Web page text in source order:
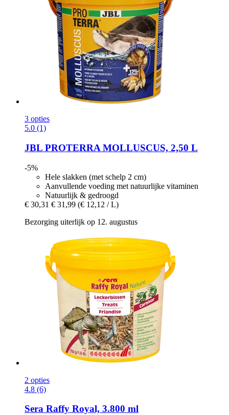
3 opties
5.0 (1)
JBL PROTERRA MOLLUSCUS, 2,50 L
-5%
Hele slakken (met schelp 2 cm)
Aanvullende voeding met natuurlijke vitaminen
Natuurlijk & gedroogd
€ 30,31 € 31,99 (€ 12,12 / L)
Bezorging uiterlijk op 12. augustus
2 opties
4.8 (6)
Sera Raffy Royal, 3.800 ml